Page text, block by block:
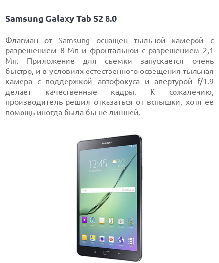
Samsung Galaxy Tab S2 8.0
Флагман от Samsung оснащен тыльной камерой с
разрешением 8 Мп и фронтальной с разрешением 2,1
Мп. Приложение для съемки запускается очень
быстро, и в условиях естественного освещения тыльная
камера с поддержкой автофокуса и апертурой f/1.9
делает качественные кадры. К сожалению,
производитель решил отказаться от вспышки, хотя ее
помощь иногда была бы не лишней.